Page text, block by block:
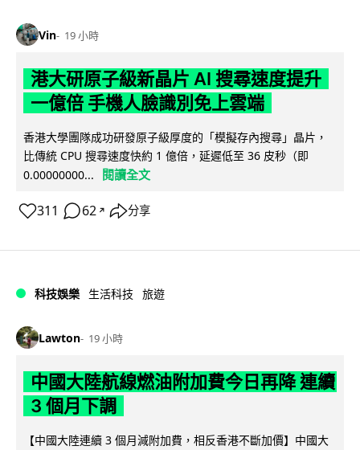
Vin 19 小時
港大研原子級新晶片 AI 搜尋速度提升
一億倍 手機人臉識別免上雲端
香港大學團隊成功研發原子級厚度的「模擬存內搜尋」晶片，
比傳統 CPU 搜尋速度快約 1 億倍，延遲低至 36 皮秒（即
0.00000000...
閱讀全文
311 62 ↗ 分享
科技娛樂 生活科技 旅遊
Lawton 19 小時
中國大陸航線燃油附加費今日再降 連續
3 個月下調
【中國大陸連續 3 個月減附加費，相反香港不斷加價】中國大